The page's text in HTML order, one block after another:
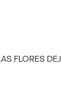
FLORES